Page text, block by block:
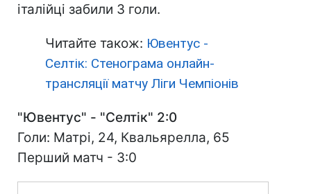
італійці забили 3 голи.
Читайте також: Ювентус -
Селтік: Стенограма онлайн-
трансляції матчу Ліги Чемпіонів
"Ювентус" - "Селтік" 2:0
Голи: Матрі, 24, Квальярелла, 65
Перший матч - 3:0